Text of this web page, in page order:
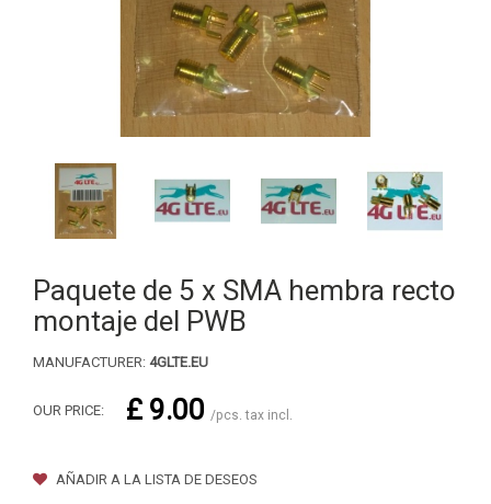
Paquete de 5 x SMA hembra recto
montaje del PWB
MANUFACTURER: 4GLTE.EU
OUR PRICE: £ 9.00 /pcs. tax incl.
AÑADIR A LA LISTA DE DESEOS